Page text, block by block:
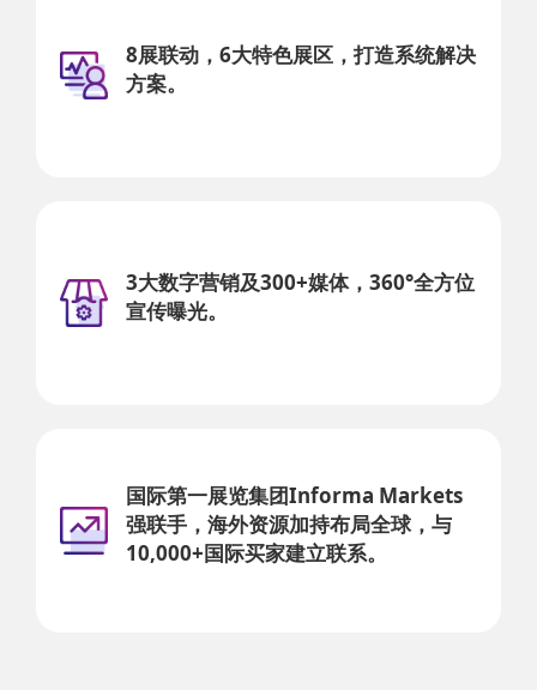
8展联动，6大特色展区，打造系统解决
方案。
3大数字营销及300+媒体，360°全方位
宣传曝光。
国际第一展览集团Informa Markets
强联手，海外资源加持布局全球，与
10,000+国际买家建立联系。